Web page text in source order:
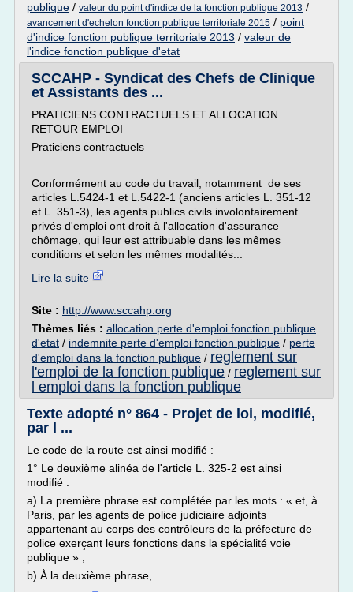
publique / valeur du point d'indice de la fonction publique 2013 /
avancement d'echelon fonction publique territoriale 2015 / point
d'indice fonction publique territoriale 2013 / valeur de
l'indice fonction publique d'etat
SCCAHP - Syndicat des Chefs de Clinique
et Assistants des ...
PRATICIENS CONTRACTUELS ET ALLOCATION
RETOUR EMPLOI
Praticiens contractuels
Conformément au code du travail, notamment de ses
articles L.5424-1 et L.5422-1 (anciens articles L. 351-12
et L. 351-3), les agents publics civils involontairement
privés d'emploi ont droit à l'allocation d'assurance
chômage, qui leur est attribuable dans les mêmes
conditions et selon les mêmes modalités...
Lire la suite
Site : http://www.sccahp.org
Thèmes liés : allocation perte d'emploi fonction publique
d'etat / indemnite perte d'emploi fonction publique / perte
d'emploi dans la fonction publique / reglement sur
l'emploi de la fonction publique / reglement sur
l emploi dans la fonction publique
Texte adopté n° 864 - Projet de loi, modifié,
par l ...
Le code de la route est ainsi modifié :
1° Le deuxième alinéa de l'article L. 325-2 est ainsi
modifié :
a) La première phrase est complétée par les mots : « et, à
Paris, par les agents de police judiciaire adjoints
appartenant au corps des contrôleurs de la préfecture de
police exerçant leurs fonctions dans la spécialité voie
publique » ;
b) À la deuxième phrase,...